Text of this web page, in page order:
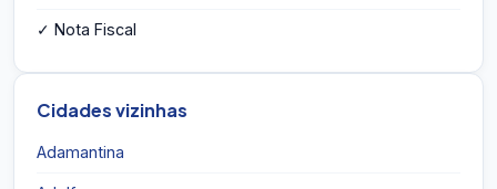
✓ Nota Fiscal
Cidades vizinhas
Adamantina